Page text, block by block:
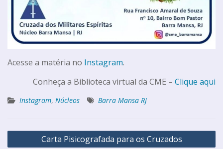
Acesse a matéria no Instagram.
Conheça a Biblioteca virtual da CME – Clique aqui
Instagram, Núcleos Barra Mansa RJ
Carta Pisicografada para os Cruzados